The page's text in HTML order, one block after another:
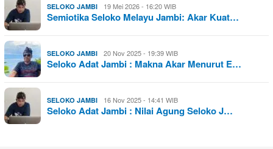
SELOKO JAMBI 19 Mei 2026 - 16:20 WIB
Semiotika Seloko Melayu Jambi: Akar Kuat…
SELOKO JAMBI 20 Nov 2025 - 19:39 WIB
Seloko Adat Jambi : Makna Akar Menurut E…
SELOKO JAMBI 16 Nov 2025 - 14:41 WIB
Seloko Adat Jambi : Nilai Agung Seloko J…